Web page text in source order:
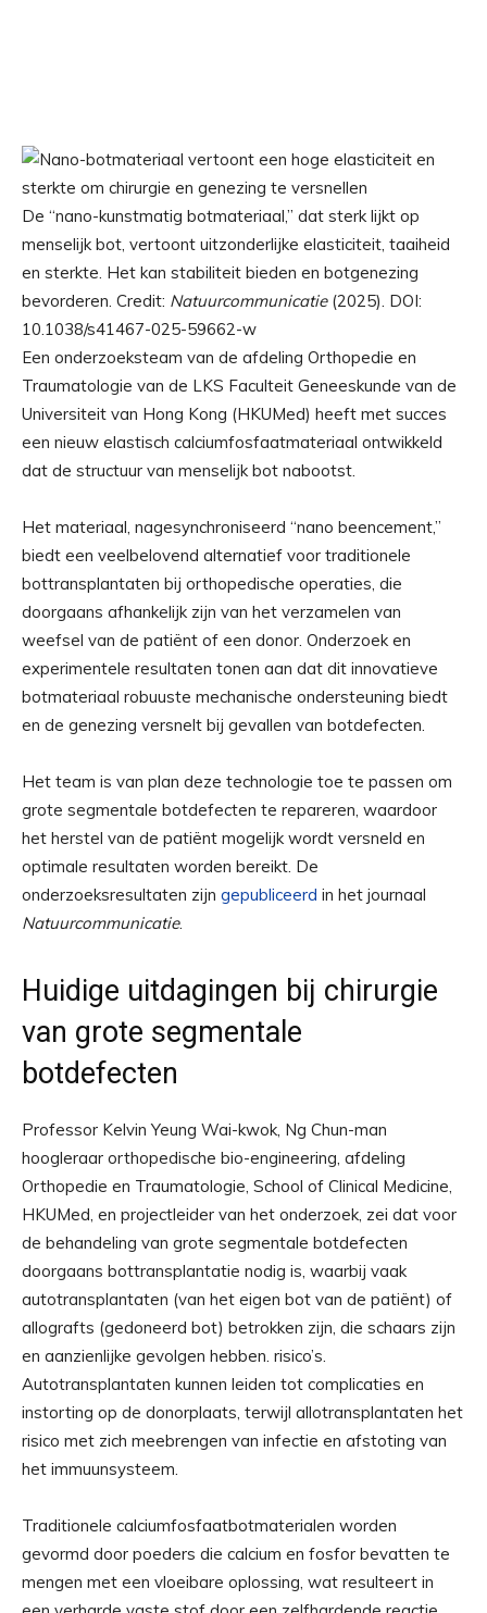
De “nano-kunstmatig botmateriaal,” dat sterk lijkt op
menselijk bot, vertoont uitzonderlijke elasticiteit, taaiheid
en sterkte. Het kan stabiliteit bieden en botgenezing
bevorderen. Credit: Natuurcommunicatie(2025). DOI:
10.1038/s41467-025-59662-w
Een onderzoeksteam van de afdeling Orthopedie en
Traumatologie van de LKS Faculteit Geneeskunde van de
Universiteit van Hong Kong (HKUMed) heeft met succes
een nieuw elastisch calciumfosfaatmateriaal ontwikkeld
dat de structuur van menselijk bot nabootst.
Het materiaal, nagesynchroniseerd “nano beencement,”
biedt een veelbelovend alternatief voor traditionele
bottransplantaten bij orthopedische operaties, die
doorgaans afhankelijk zijn van het verzamelen van
weefsel van de patiënt of een donor. Onderzoek en
experimentele resultaten tonen aan dat dit innovatieve
botmateriaal robuuste mechanische ondersteuning biedt
en de genezing versnelt bij gevallen van botdefecten.
Het team is van plan deze technologie toe te passen om
grote segmentale botdefecten te repareren, waardoor
het herstel van de patiënt mogelijk wordt versneld en
optimale resultaten worden bereikt. De
onderzoeksresultaten zijn gepubliceerd in het journaal
Natuurcommunicatie.
Huidige uitdagingen bij chirurgie
van grote segmentale
botdefecten
Professor Kelvin Yeung Wai-kwok, Ng Chun-man
hoogleraar orthopedische bio-engineering, afdeling
Orthopedie en Traumatologie, School of Clinical Medicine,
HKUMed, en projectleider van het onderzoek, zei dat voor
de behandeling van grote segmentale botdefecten
doorgaans bottransplantatie nodig is, waarbij vaak
autotransplantaten (van het eigen bot van de patiënt) of
allografts (gedoneerd bot) betrokken zijn, die schaars zijn
en aanzienlijke gevolgen hebben. risico’s.
Autotransplantaten kunnen leiden tot complicaties en
instorting op de donorplaats, terwijl allotransplantaten het
risico met zich meebrengen van infectie en afstoting van
het immuunsysteem.
Traditionele calciumfosfaatbotmaterialen worden
gevormd door poeders die calcium en fosfor bevatten te
mengen met een vloeibare oplossing, wat resulteert in